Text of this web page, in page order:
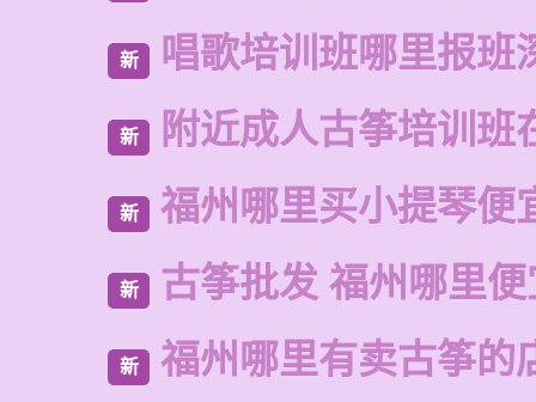
新 唱歌培训班哪里报班
新 附近成人古筝培训班
新 福州哪里买小提琴便
新 古筝批发 福州哪里
新 福州哪里有卖古筝的